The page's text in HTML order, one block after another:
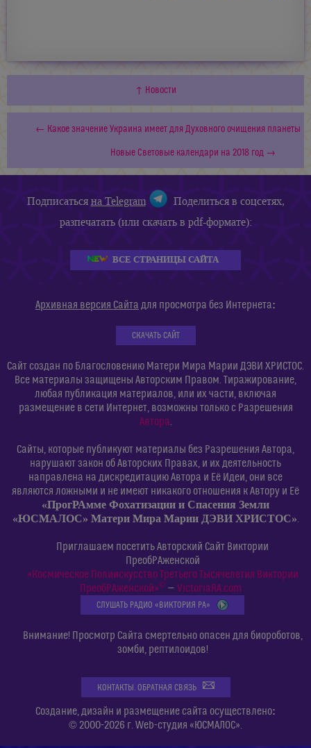
↑ Новости
← Какое значение Украина имеет для Духовного очищения планеты
Новые Световые календари на 2018 год →
Подписатьсяна Telegram
Поделиться в соцсетях,
разпечатать (или скачать в pdf-формате):
ВСЕ СТРАНИЦЫ САЙТА
Архивная версия Сайта для просмотра без Интернета:
СКАЧАТЬ САЙТ
Сайт создан по Благословению Матери Мира Марии ДЭВИ ХРИСТОС.
Все материалы защищены Авторским Правом. Тиражирование,
любая публикация материалов, или их части, включая
размещение в сети Интернет, возможны только с Разрешения
Автора.
Сайты, которые публикуют материалы без Разрешения Автора,
нарушают закон об Авторских Правах, и их деятельность
направлена на дискредитацию Автора и Её Идеи, они все
являются ложными и не имеют никакого отношения к Автору и Её
«ПрогРАмме Фохатизации и Спасения Земли
«ЮСМАЛОС» Матери Мира Марии ДЭВИ ХРИСТОС».
Приглашаем посетить Авторский Сайт Виктории
ПреобРАженской
«Космическое Полиискусство Третьего Тысячелетия Виктории
ПреобРАженской»©— VictoriaRA.com
СЛУШАТЬ РАДИО «ВИКТОРИЯ РА»
Внимание! Просмотр Сайта смертельно опасен для биороботов,
зомби, рептилоидов!
КОНТАКТЫ. ОБРАТНАЯ СВЯЗЬ
Создание, дизайн и размещение сайта осуществлено:
© 2000-2026 г. Web-студия «ЮСМАЛОС».